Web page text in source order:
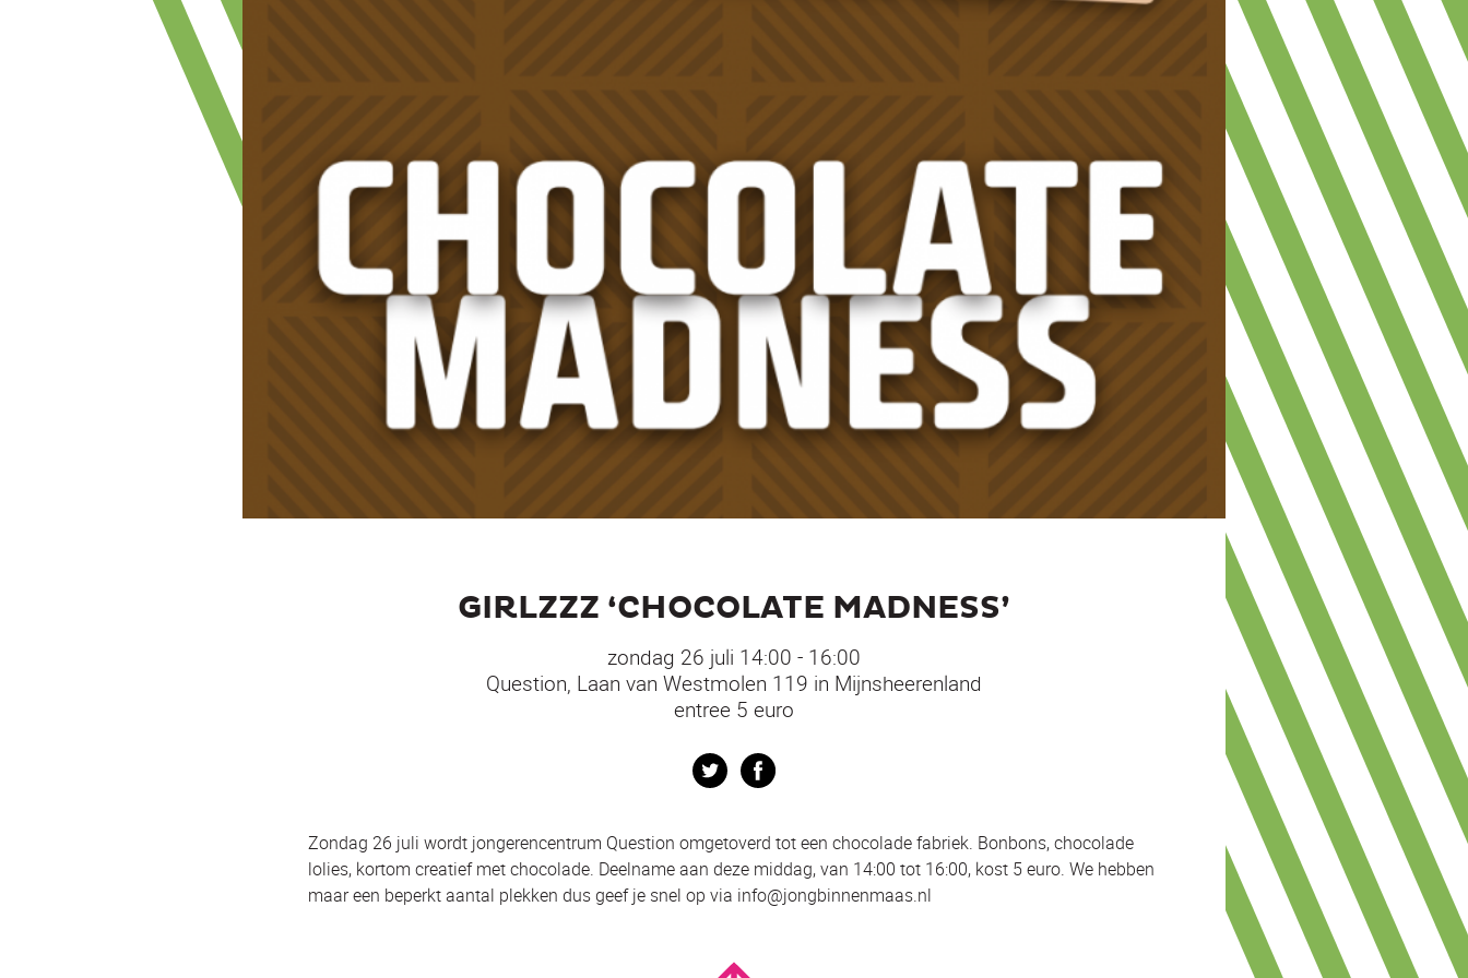
GIRLZZZ ‘CHOCOLATE MADNESS’
zondag 26 juli 14:00 - 16:00
Question, Laan van Westmolen 119 in Mijnsheerenland
entree 5 euro
Twitter
Zondag 26 juli wordt jongerencentrum Question omgetoverd tot een chocolade fabriek. Bonbons, chocolade
lolies, kortom creatief met chocolade. Deelname aan deze middag, van 14:00 tot 16:00, kost 5 euro. We hebben
maar een beperkt aantal plekken dus geef je snel op via info@jongbinnenmaas.nl